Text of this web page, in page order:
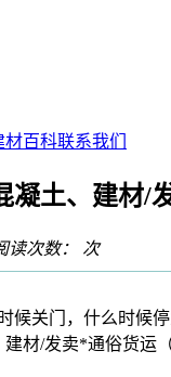
材百科联系我们
凝土、建材/
读次数： 次
关门，什么时候停
材/发卖*通俗货运